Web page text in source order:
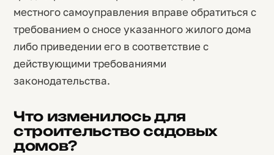
местного самоуправления вправе обратиться с
требованием о сносе указанного жилого дома
либо приведении его в соответствие с
действующими требованиями
законодательства.
Что изменилось для
строительство садовых
домов?